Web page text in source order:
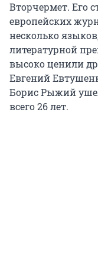
Вторчермет. Его
европейских
несколько
литературной
высоко ценили
Евгений
Борис Рыжий
всего 26 лет.